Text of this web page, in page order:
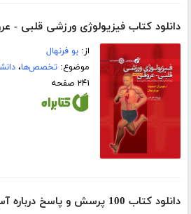
دانلود کتاب فیزیولوژی ورزشی قلبی -
از:بو فرنهال
موضوع:تخصص‌ها،
۲۴۱ صفحه
دانلود کتاب 100 پرسش و پاسخ درباره آسیب‌های ورزشی شما